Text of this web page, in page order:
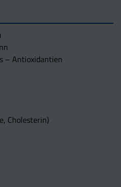
– Antioxidantien
Cholesterin)